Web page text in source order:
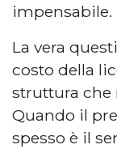
impensabile.
La vera
costo della
struttura che
Quando il
spesso è il